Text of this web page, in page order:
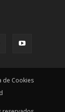
de Cookies